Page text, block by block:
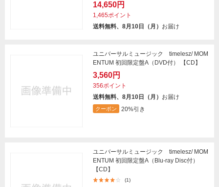
14,650円
1,465ポイント
送料無料、8月10日（月） お届け
ユニバーサルミュージック timelesz/ MOM
ENTUM 初回限定盤A（DVD付） 【CD】
3,560円
356ポイント
送料無料、8月10日（月） お届け
クーポン 20%引き
ユニバーサルミュージック timelesz/ MOM
ENTUM 初回限定盤A（Blu-ray Disc付）
【CD】
(1)